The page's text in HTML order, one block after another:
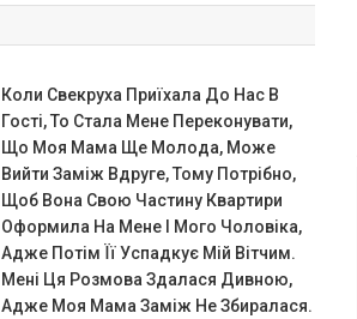
Коли Свекруха Приїхала До Нас В
Гості, То Стала Мене Переконувати,
Що Моя Мама Ще Молода, Може
Вийти Заміж Вдруге, Тому Потрібно,
Щоб Вона Свою Частину Квартири
Оформила На Мене І Мого Чоловіка,
Адже Потім Її Успадкує Мій Вітчим.
Мені Ця Розмова Здалася Дивною,
Адже Моя Мама Заміж Не Збиралася.